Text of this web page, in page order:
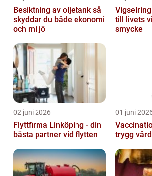
Besiktning av oljetank så
skyddar du både ekonomi
och miljö
Vigselring dam
till livets
smycke
02 juni 2026
Flyttfirma Linköping - din
bästa partner vid flytten
01 juni 2026
trygg